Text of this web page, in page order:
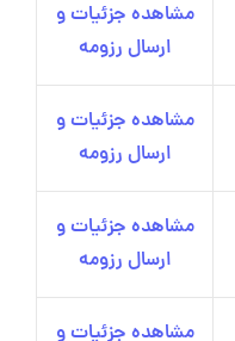
مشاهده جزئیات و
ارسال رزومه
مشاهده جزئیات و
ارسال رزومه
مشاهده جزئیات و
ارسال رزومه
مشاهده جزئیات و